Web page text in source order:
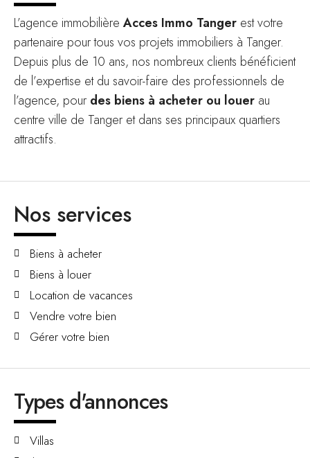
L’agence immobilière Acces Immo Tanger est votre
partenaire pour tous vos projets immobiliers à Tanger.
Depuis plus de 10 ans, nos nombreux clients bénéficient
de l’expertise et du savoir-faire des professionnels de
l’agence, pour des biens à acheter ou louer au
centre ville de Tanger et dans ses principaux quartiers
attractifs.
Nos services
Biens à acheter
Biens à louer
Location de vacances
Vendre votre bien
Gérer votre bien
Types d'annonces
Villas